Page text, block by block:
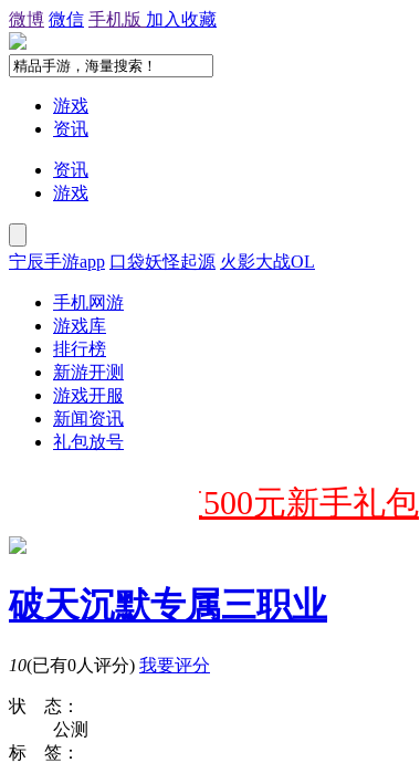
微博 微信 手机版 加入收藏
游戏
资讯
资讯
游戏
宁辰手游app 口袋妖怪起源 火影大战OL
手机网游
游戏库
排行榜
新游开测
游戏开服
新闻资讯
礼包放号
领取价值500元新手礼包
破天沉默专属三职业
10(已有0人评分) 我要评分
状 态：
公测
标 签：